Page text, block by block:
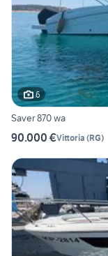
6
Saver 870 wa
90.000 €Vittoria (RG)